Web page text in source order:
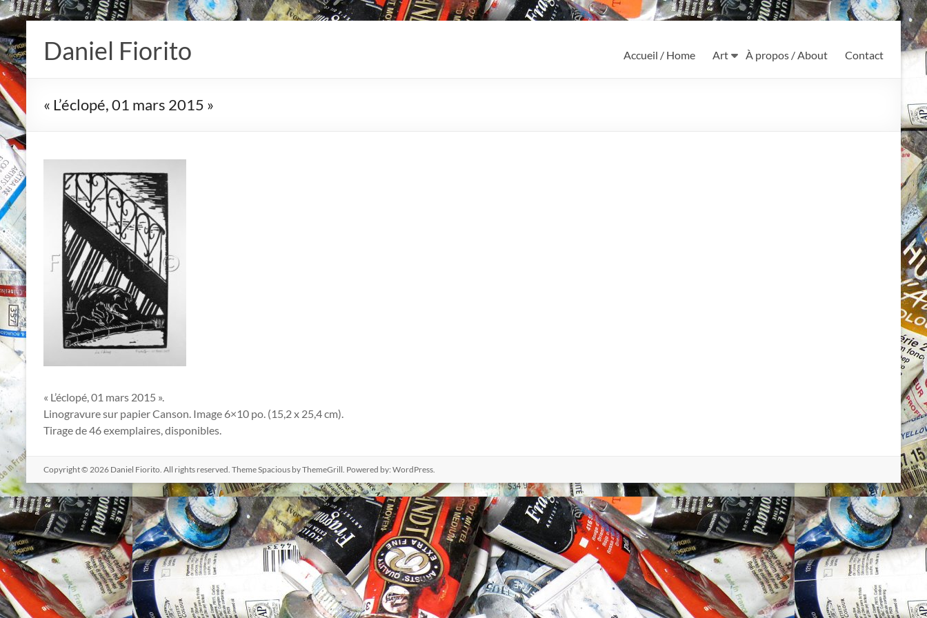
to
contentDaniel Fiorito Accueil / Home Art À propos / About Contact
« L’éclopé, 01 mars 2015 »
« L’éclopé, 01 mars 2015 ».
Linogravure sur papier Canson. Image 6×10 po. (15,2 x 25,4 cm).
Tirage de 46 exemplaires, disponibles.
Copyright © 2026 Daniel Fiorito. All rights reserved. ThemeSpacious by ThemeGrill. Powered by: WordPress.